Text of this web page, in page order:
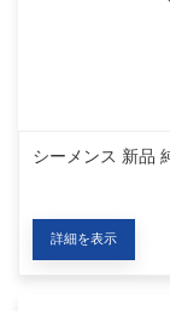
シーメンス 新品
詳細を表示